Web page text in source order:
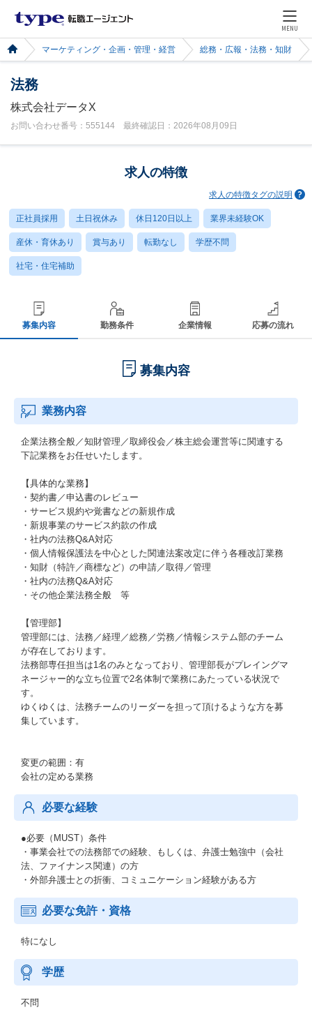
MENU
マーケティング・企画・管理・経営 総務・広報・法務・知財
法務
株式会社データX
お問い合わせ番号：555144 最終確認日：2026年08月09日
求人の特徴
求人の特徴タグの説明
正社員採用 土日祝休み 休日120日以上 業界未経験OK
産休・育休あり 賞与あり 転勤なし 学歴不問
社宅・住宅補助
募集内容 勤務条件 企業情報 応募の流れ
募集内容
業務内容
企業法務全般／知財管理／取締役会／株主総会運営等に関連する
下記業務をお任せいたします。
【具体的な業務】
・契約書／申込書のレビュー
・サービス規約や覚書などの新規作成
・新規事業のサービス約款の作成
・社内の法務Q&A対応
・個人情報保護法を中心とした関連法案改定に伴う各種改訂業務
・知財（特許／商標など）の申請／取得／管理
・社内の法務Q&A対応
・その他企業法務全般 等
【管理部】
管理部には、法務／経理／総務／労務／情報システム部のチーム
が存在しております。
法務部専任担当は1名のみとなっており、管理部長がプレイングマ
ネージャー的な立ち位置で2名体制で業務にあたっている状況で
す。
ゆくゆくは、法務チームのリーダーを担って頂けるような方を募
集しています。
変更の範囲：有
会社の定める業務
必要な経験
●必要（MUST）条件
・事業会社での法務部での経験、もしくは、弁護士勉強中（会社
法、ファイナンス関連）の方
・外部弁護士との折衝、コミュニケーション経験がある方
必要な免許・資格
特になし
学歴
不問